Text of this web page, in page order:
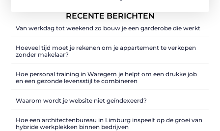
RECENTE BERICHTEN
Van werkdag tot weekend zo bouw je een garderobe die werkt
Hoeveel tijd moet je rekenen om je appartement te verkopen
zonder makelaar?
Hoe personal training in Waregem je helpt om een drukke job
en een gezonde levensstijl te combineren
Waarom wordt je website niet geïndexeerd?
Hoe een architectenbureau in Limburg inspeelt op de groei van
hybride werkplekken binnen bedrijven